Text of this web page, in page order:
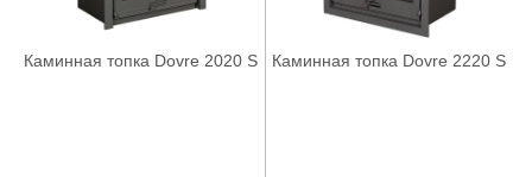
Каминная топка Dovre 2020 S Каминная топка Dovre 2220 S